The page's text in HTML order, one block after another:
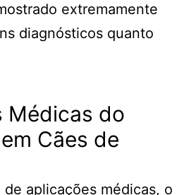
extremamente
diagnósticos quanto
Médicas do
Cães de
de aplicações médicas, o